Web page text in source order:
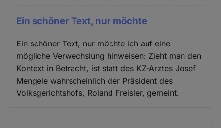
Ein schöner Text, nur möchte
Ein schöner Text, nur möchte ich auf eine
mögliche Verwechslung hinweisen: Zieht man den
Kontext in Betracht, ist statt des KZ-Arztes Josef
Mengele wahrscheinlich der Präsident des
Volksgerichtshofs, Roland Freisler, gemeint.